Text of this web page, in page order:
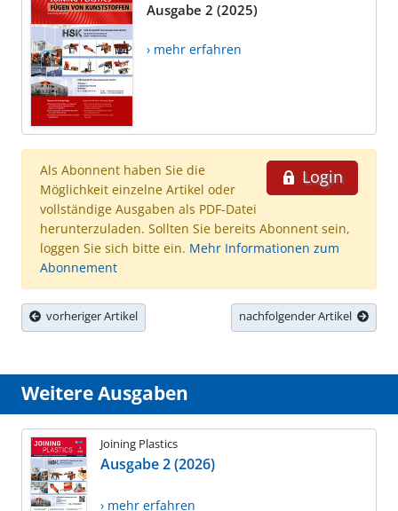
Ausgabe 2 (2025)
› mehr erfahren
Login
Als Abonnent haben Sie die
Möglichkeit einzelne Artikel oder
vollständige Ausgaben als PDF-Datei
herunterzuladen. Sollten Sie bereits Abonnent sein,
loggen Sie sich bitte ein. Mehr Informationen zum
Abonnement
vorheriger Artikel nachfolgender Artikel
Weitere Ausgaben
Joining Plastics
Ausgabe 2 (2026)
› mehr erfahren